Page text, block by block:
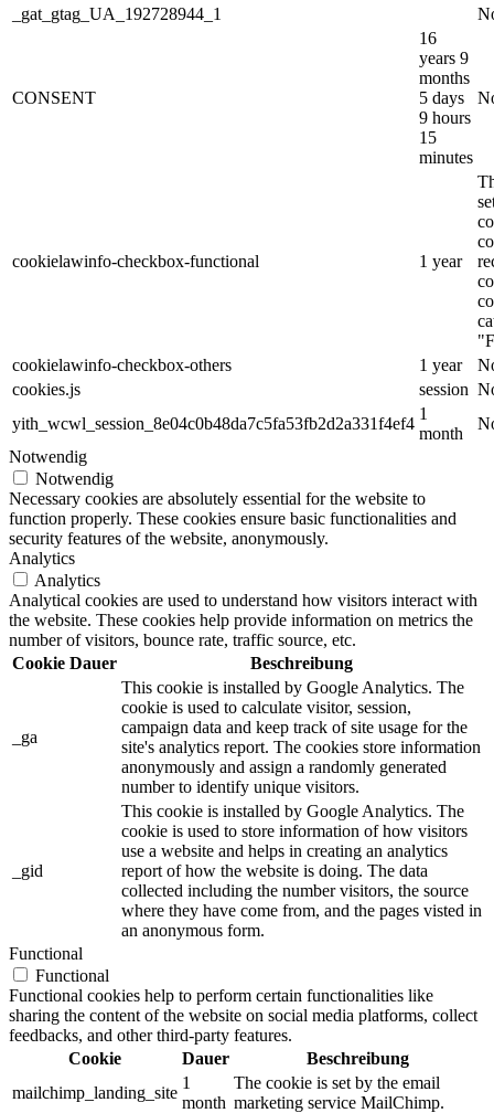
_gat_gtag_UA_192728944_1
CONSENT
16
years 9
months
5 days
9 hours
15
minutes
cookielawinfo-checkbox-functional 1 year
cookielawinfo-checkbox-others
1 year
cookies.js
session
yith_wcwl_session_8e04c0b48da7c5fa53fb2d2a331f4ef4
1
month
Notwendig
Notwendig
Necessary cookies are absolutely essential for the website to
function properly. These cookies ensure basic functionalities and
security features of the website, anonymously.
Analytics
Analytics
Analytical cookies are used to understand how visitors interact with
the website. These cookies help provide information on metrics the
number of visitors, bounce rate, traffic source, etc.
Cookie Dauer Beschreibung
_ga
This cookie is installed by Google Analytics. The
cookie is used to calculate visitor, session,
campaign data and keep track of site usage for the
site's analytics report. The cookies store information
anonymously and assign a randomly generated
number to identify unique visitors.
_gid
This cookie is installed by Google Analytics. The
cookie is used to store information of how visitors
use a website and helps in creating an analytics
report of how the website is doing. The data
collected including the number visitors, the source
where they have come from, and the pages visted in
an anonymous form.
Functional
Functional
Functional cookies help to perform certain functionalities like
sharing the content of the website on social media platforms, collect
feedbacks, and other third-party features.
Cookie
Dauer
Beschreibung
mailchimp_landing_site
1
month
The cookie is set by the email
marketing service MailChimp.